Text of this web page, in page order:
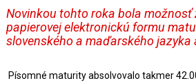
Novinkou tohto roka bola možnosť
papierovej elektronickú formu
slovenského a maďarského jazyka
Písomné maturity absolvovalo takmer